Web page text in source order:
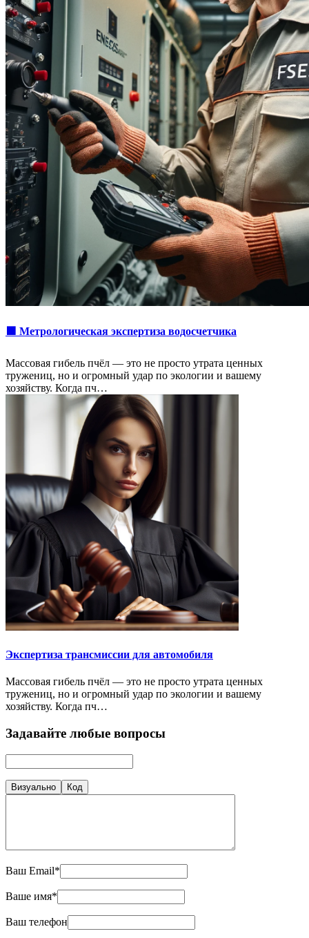
🟩 Метрологическая экспертиза водосчетчика
Массовая гибель пчёл — это не просто утрата ценных
тружениц, но и огромный удар по экологии и вашему
хозяйству. Когда пч…
Экспертиза трансмиссии для автомобиля
Массовая гибель пчёл — это не просто утрата ценных
тружениц, но и огромный удар по экологии и вашему
хозяйству. Когда пч…
Задавайте любые вопросы
Визуально Код
Ваш Email*
Ваше имя*
Ваш телефон